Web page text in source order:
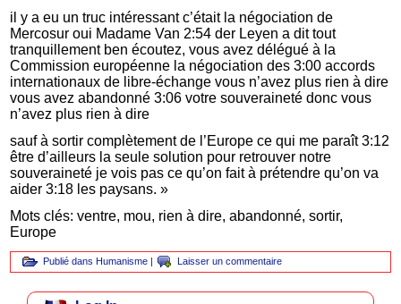
il y a eu un truc intéressant c’était la négociation de
Mercosur oui Madame Van 2:54 der Leyen a dit tout
tranquillement ben écoutez, vous avez délégué à la
Commission européenne la négociation des 3:00 accords
internationaux de libre-échange vous n’avez plus rien à dire
vous avez abandonné 3:06 votre souveraineté donc vous
n’avez plus rien à dire
sauf à sortir complètement de l’Europe ce qui me paraît 3:12
être d’ailleurs la seule solution pour retrouver notre
souveraineté je vois pas ce qu’on fait à prétendre qu’on va
aider 3:18 les paysans. »
Mots clés: ventre, mou, rien à dire, abandonné, sortir,
Europe
Publié dans Humanisme Laisser un commentaire